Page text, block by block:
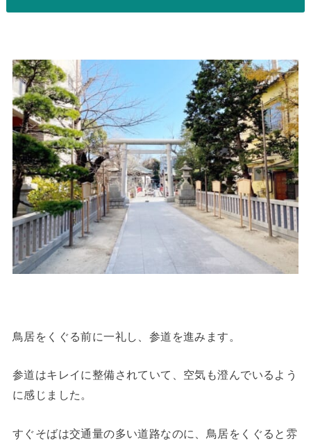
鳥居をくぐる前に一礼し、参道を進みます。
参道はキレイに整備されていて、空気も澄んでいるよう
に感じました。
すぐそばは交通量の多い道路なのに、鳥居をくぐると雰